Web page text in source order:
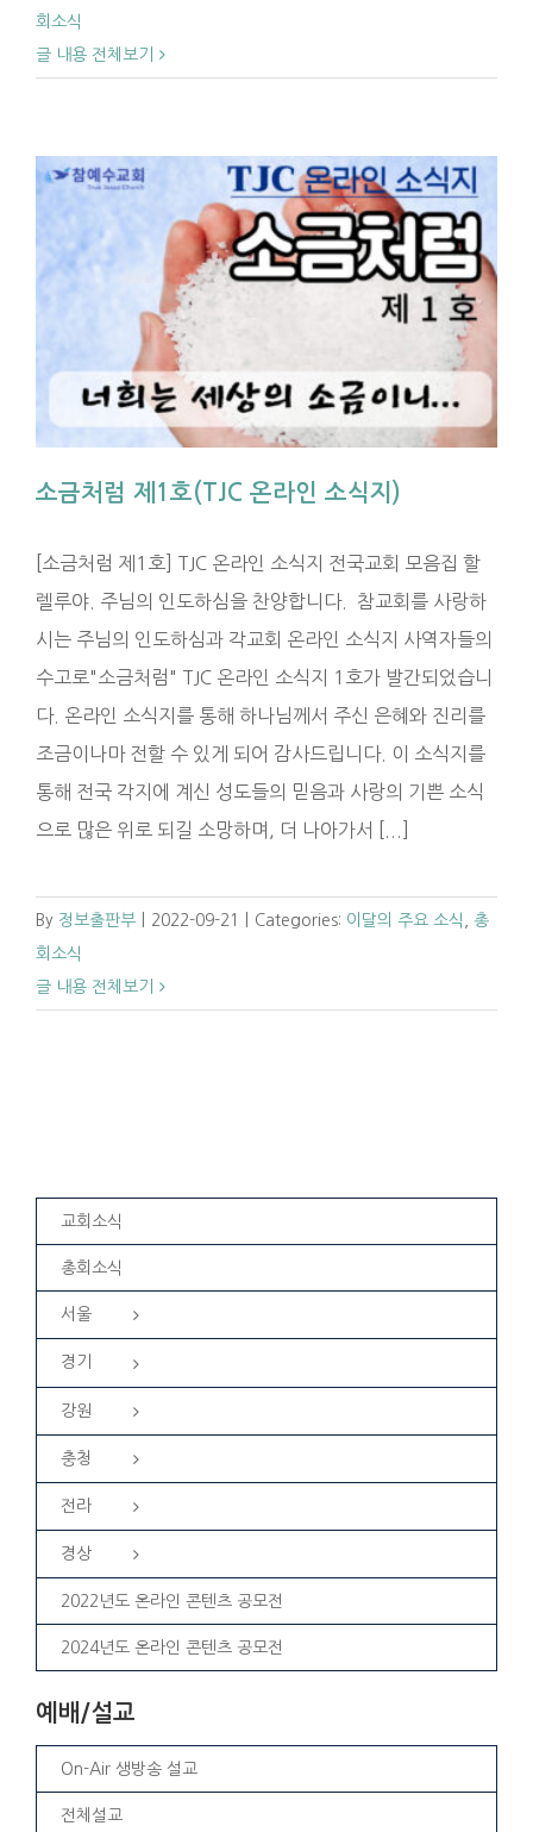
회소식
글 내용 전체보기
소금처럼 제1호(TJC 온라인 소식지)
[소금처럼 제1호] TJC 온라인 소식지 전국교회 모음집 할
렐루야. 주님의 인도하심을 찬양합니다. 참교회를 사랑하
시는 주님의 인도하심과 각교회 온라인 소식지 사역자들의
수고로"소금처럼" TJC 온라인 소식지 1호가 발간되었습니
다. 온라인 소식지를 통해 하나님께서 주신 은혜와 진리를
조금이나마 전할 수 있게 되어 감사드립니다. 이 소식지를
통해 전국 각지에 계신 성도들의 믿음과 사랑의 기쁜 소식
으로 많은 위로 되길 소망하며, 더 나아가서 [...]
By 정보출판부 2022-09-21 Categories: 이달의 주요 소식
총
회소식
글 내용 전체보기
교회소식
총회소식
서울
경기
강원
충청
전라
경상
2022년도 온라인 콘텐츠 공모전
2024년도 온라인 콘텐츠 공모전
예배/설교
On-Air 생방송 설교
전체설교